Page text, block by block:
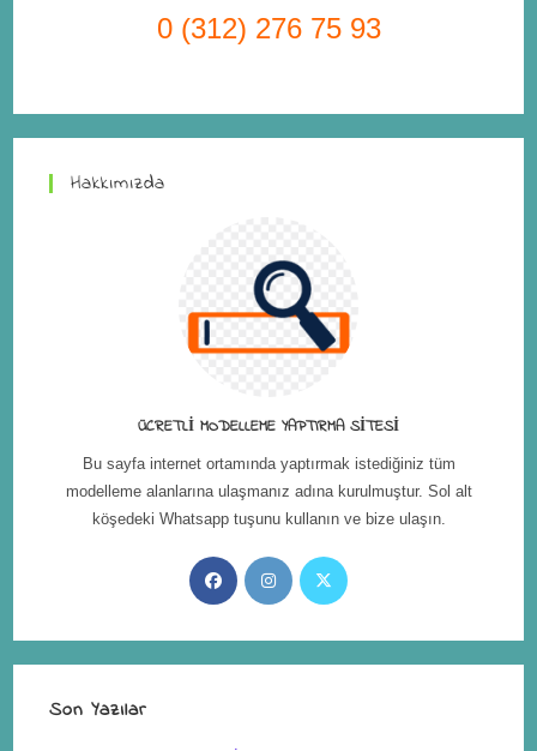
0 (312) 276 75 93
Hakkımızda
ÜCRETLI MODELLEME YAPTIRMA SITESI
Bu sayfa internet ortamında yaptırmak istediğiniz tüm
modelleme alanlarına ulaşmanız adına kurulmuştur. Sol alt
köşedeki Whatsapp tuşunu kullanın ve bize ulaşın.
Son Yazılar